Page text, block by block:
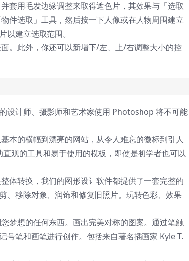
套用毛发边缘调整来取得遮色片，其效果与「选取
件选取」工具，然后按一下人像或在人物周围建立
以建立选取范围。
。此外，你还可以新增下/左、上/右调整大小的控
设计师、摄影师和艺术家使用 Photoshop 将不可能
本的横幅到漂亮的网站，从令人难忘的徽标到引人
观的工具和易于使用的模板，即使是初学者也可以
体转换，我们的图形设计软件都提供了一套完整的
、移除对象、润饰和修复旧照片。玩转色彩、效果
梦想的任何东西。画出完美对称的图案。通过笔触
号笔和画笔进行创作。包括来自著名插画家 Kyle T.